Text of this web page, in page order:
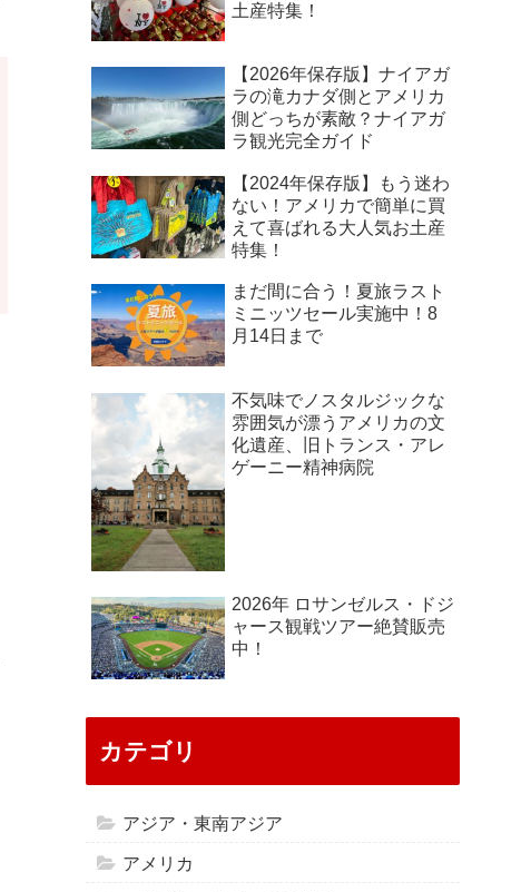
土産特集！
【2026年保存版】ナイアガ
ラの滝カナダ側とアメリカ
側どっちが素敵？ナイアガ
ラ観光完全ガイド
【2024年保存版】もう迷わ
ない！アメリカで簡単に買
えて喜ばれる大人気お土産
特集！
まだ間に合う！夏旅ラスト
ミニッツセール実施中！8
月14日まで
不気味でノスタルジックな
雰囲気が漂うアメリカの文
化遺産、旧トランス・アレ
ゲーニー精神病院
2026年 ロサンゼルス・ドジ
ャース観戦ツアー絶賛販売
中！
カテゴリ
アジア・東南アジア
アメリカ